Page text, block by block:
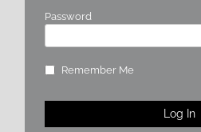
Password
Remember Me